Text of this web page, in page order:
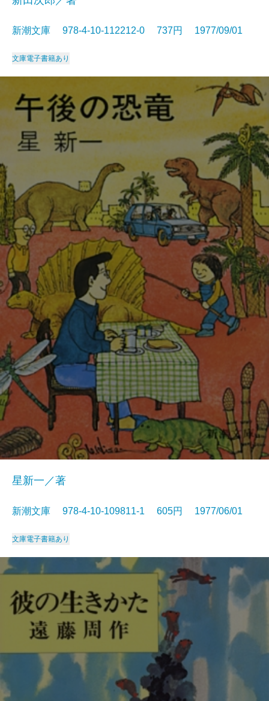
新潮文庫 978-4-10-112212-0 737円 1977/09/01
文庫電子書籍あり
星新一／著
新潮文庫 978-4-10-109811-1 605円 1977/06/01
文庫電子書籍あり